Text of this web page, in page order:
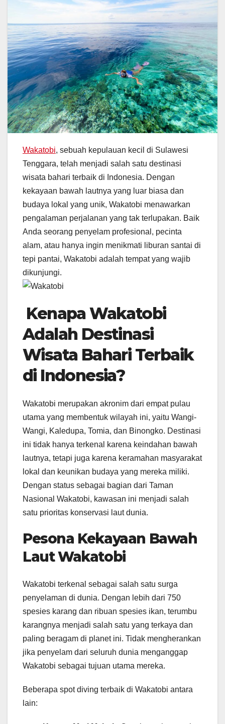
Wakatobi, sebuah kepulauan kecil di Sulawesi
Tenggara, telah menjadi salah satu destinasi
wisata bahari terbaik di Indonesia. Dengan
kekayaan bawah lautnya yang luar biasa dan
budaya lokal yang unik, Wakatobi menawarkan
pengalaman perjalanan yang tak terlupakan. Baik
Anda seorang penyelam profesional, pecinta
alam, atau hanya ingin menikmati liburan santai di
tepi pantai, Wakatobi adalah tempat yang wajib
dikunjungi.
Kenapa Wakatobi
Adalah Destinasi
Wisata Bahari Terbaik
di Indonesia?
Wakatobi merupakan akronim dari empat pulau
utama yang membentuk wilayah ini, yaitu Wangi-
Wangi, Kaledupa, Tomia, dan Binongko. Destinasi
ini tidak hanya terkenal karena keindahan bawah
lautnya, tetapi juga karena keramahan masyarakat
lokal dan keunikan budaya yang mereka miliki.
Dengan status sebagai bagian dari Taman
Nasional Wakatobi, kawasan ini menjadi salah
satu prioritas konservasi laut dunia.
Pesona Kekayaan Bawah
Laut Wakatobi
Wakatobi terkenal sebagai salah satu surga
penyelaman di dunia. Dengan lebih dari 750
spesies karang dan ribuan spesies ikan, terumbu
karangnya menjadi salah satu yang terkaya dan
paling beragam di planet ini. Tidak mengherankan
jika penyelam dari seluruh dunia menganggap
Wakatobi sebagai tujuan utama mereka.
Beberapa spot diving terbaik di Wakatobi antara
lain: